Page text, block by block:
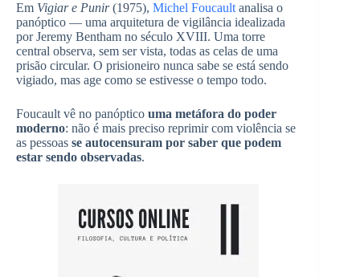
Em Vigiar e Punir(1975), Michel Foucault analisa o
panóptico — uma arquitetura de vigilância idealizada
por Jeremy Bentham no século XVIII. Uma torre
central observa, sem ser vista, todas as celas de uma
prisão circular. O prisioneiro nunca sabe se está sendo
vigiado, mas age como se estivesse o tempo todo.
Foucault vê no panóptico uma metáfora do poder
moderno: não é mais preciso reprimir com violência se
as pessoas se autocensuram por saber que podem
estar sendo observadas.